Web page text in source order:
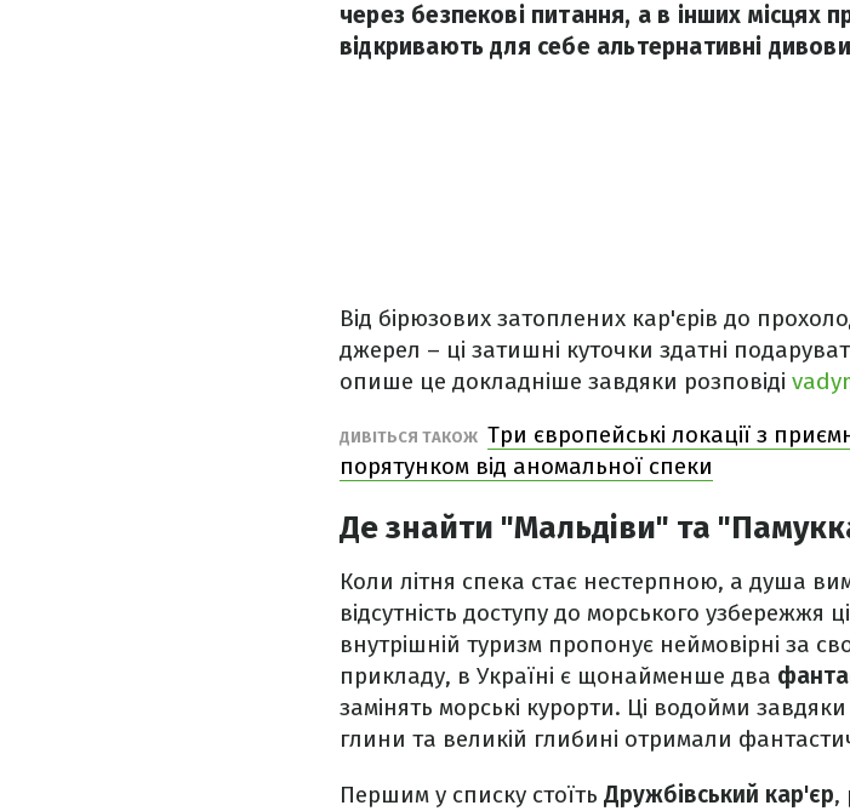
через безпекові питання, а в інших місцях
відкривають для себе альтернативні
Від бірюзових затоплених кар'єрів до
джерел – ці затишні куточки здатні
опише це докладніше завдяки розповіді
ДИВІТЬСЯ ТАКОЖ Три європейські локації з
порятунком від аномальної спеки
Де знайти "Мальдіви" та
Коли літня спека стає нестерпною, а душа
відсутність доступу до морського
внутрішній туризм пропонує неймовірні за
прикладу, в Україні є щонайменше два
замінять морські курорти. Ці водойми
глини та великій глибині отримали
Першим у списку стоїть Дружбівський кар'єр,